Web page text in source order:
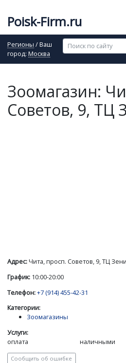
Poisk-Firm.ru
Регионы / Ваш
город: Москва
Зоомагазин:
Советов, 9, ТЦ
Адрес:Чита, просп. Советов, 9, ТЦ
График: 10:00-20:00
Телефон:+7 (914) 455-42-31
Категории:
Зоомагазины
Услуги:
оплата
наличными
Сообщить об ошибке